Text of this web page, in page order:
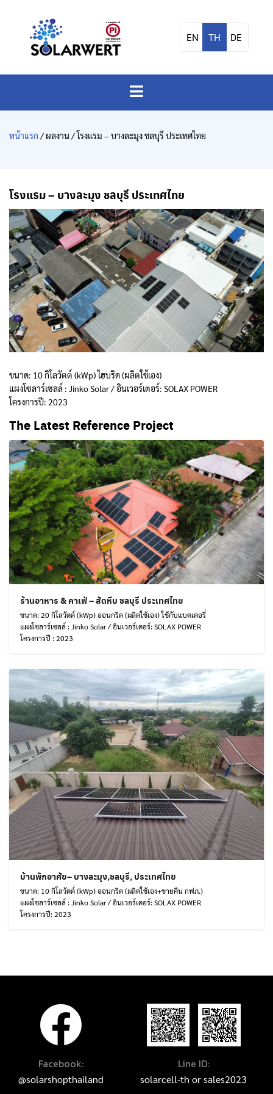
EN TH DE
หน้าแรก / ผลงาน / โรงแรม – บางละมุง ชลบุรี ประเทศไทย
โรงแรม – บางละมุง ชลบุรี ประเทศไทย
ขนาด: 10 กิโลวัตต์ (kWp) ไฮบริด (ผลิตใช้เอง)
แผงโซลาร์เซลล์ : Jinko Solar / อินเวอร์เตอร์: SOLAX POWER
โครงการปี: 2023
The Latest Reference Project
ร้านอาหาร & คาเฟ่ – สัตหีบ ชลบุรี ประเทศไทย
ขนาด: 20 กิโลวัตต์ (kWp) ออนกริด (ผลิตใช้เอง) ใช้กับแบตเตอรี่
แผงโซลาร์เซลล์ : Jinko Solar / อินเวอร์เตอร์: SOLAX POWER
โครงการปี : 2023
บ้านพักอาศัย– บางละมุง,ชลบุรี, ประเทศไทย
ขนาด: 10 กิโลวัตต์ (kWp) ออนกริด (ผลิตใช้เอง+ขายคืน กฟภ.)
แผงโซลาร์เซลล์ : Jinko Solar / อินเวอร์เตอร์: SOLAX POWER
โครงการปี: 2023
Facebook:
@solarshopthailand
Line ID:
solarcell-th orsales2023